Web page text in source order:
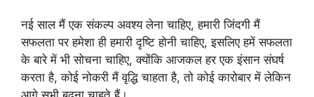
नई साल मैं एक संकल्प अवश्य लेना चाहिए, हमारी जिंदगी मैं
सफलता पर हमेशा ही हमारी दृष्टि होनी चाहिए, इसलिए हमें सफलता
के बारे में भी सोचना चाहिए, क्योंकि आजकल हर एक इंसान संघर्ष
करता है, कोई नोकरी मैं वृद्धि चाहता है, तो कोई कारोबार में लेकिन